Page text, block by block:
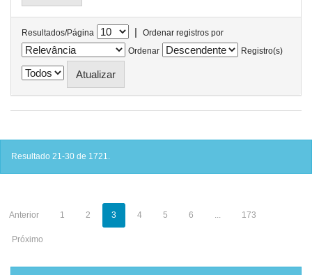
Resultados/Página |
Ordenar registros por
Ordenar
Registro(s)
Resultado 21-30 de 1721.
Anterior 1 2 3 4 5 6 ... 173
Próximo